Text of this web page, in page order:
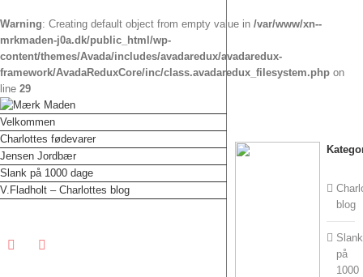
Warning: Creating default object from empty value in /var/www/xn--
mrkmaden-j0a.dk/public_html/wp-
content/themes/Avada/includes/avadaredux/avadaredux-
framework/AvadaReduxCore/inc/class.avadaredux_filesystem.php on
line 29
Velkommen
Charlottes fødevarer
Jensen Jordbær
Slank på 1000 dage
V.Fladholt – Charlottes blog
Facebook
View
blog
Slank
på
1000